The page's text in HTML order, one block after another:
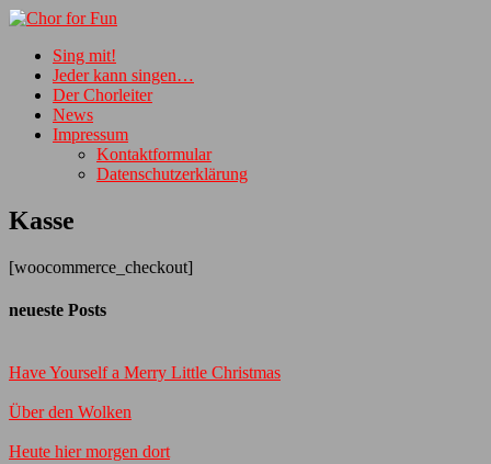
Sing mit!
Jeder kann singen…
Der Chorleiter
News
Impressum
Kontaktformular
Datenschutzerklärung
Kasse
[woocommerce_checkout]
neueste Posts
Have Yourself a Merry Little Christmas
Über den Wolken
Heute hier morgen dort